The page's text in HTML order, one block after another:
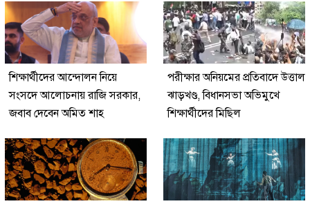
শিক্ষার্থীদের আন্দোলন নিয়ে
সংসদে আলোচনায় রাজি সরকার,
জবাব দেবেন অমিত শাহ
পরীক্ষার অনিয়মের প্রতিবাদে উত্তাল
ঝাড়খণ্ড, বিধানসভা অভিমুখে
শিক্ষার্থীদের মিছিল